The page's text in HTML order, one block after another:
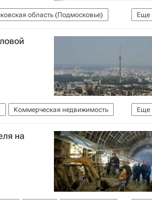
Еще
область (Подмосковье)
Еще
Коммерческая недвижимость
на